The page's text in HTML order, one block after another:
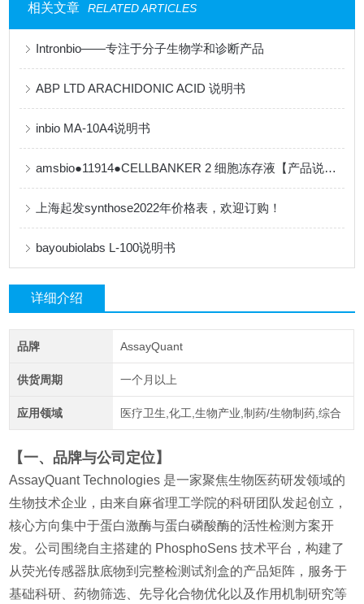
相关文章 RELATED ARTICLES
Intronbio——专注于分子生物学和诊断产品
ABP LTD ARACHIDONIC ACID 说明书
inbio MA-10A4说明书
amsbio●11914●CELLBANKER 2 细胞冻存液【产品说明书】
上海起发synthose2022年价格表，欢迎订购！
bayoubiolabs L-100说明书
详细介绍
品牌 AssayQuant
供货周期 一个月以上
应用领域 医疗卫生,化工,生物产业,制药/生物制药,综合
【一、品牌与公司定位】
AssayQuant Technologies 是一家聚焦生物医药研发领域的
生物技术企业，由来自麻省理工学院的科研团队发起创立，
核心方向集中于蛋白激酶与蛋白磷酸酶的活性检测方案开
发。公司围绕自主搭建的 PhosphoSens 技术平台，构建了
从荧光传感器肽底物到完整检测试剂盒的产品矩阵，服务于
基础科研、药物筛选、先导化合物优化以及作用机制研究等